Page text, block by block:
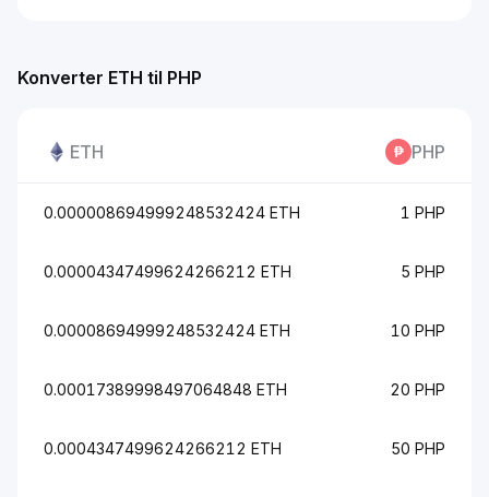
Konverter ETH til PHP
ETH PHP
0.000008694999248532424 ETH 1 PHP
0.00004347499624266212 ETH 5 PHP
0.00008694999248532424 ETH 10 PHP
0.00017389998497064848 ETH 20 PHP
0.0004347499624266212 ETH 50 PHP